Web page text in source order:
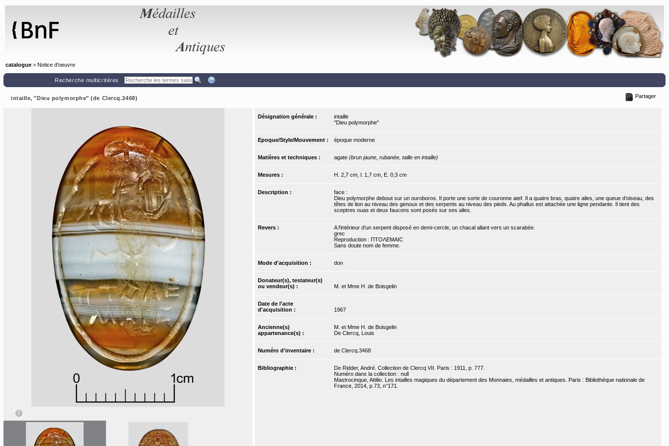
catalogue > Notice d'oeuvre
Recherche multicritères
intaille, "Dieu polymorphe" (de Clercq.3468) Partager
Désignation générale :
intaille
"Dieu polymorphe"
Epoque/Style/Mouvement : époque moderne
Matières et techniques : agate (brun jaune, rubanée, taille en intaille)
Mesures : H. 2,7 cm, l. 1,7 cm, E. 0,3 cm
Description :
face :
Dieu polymorphe debout sur un ouroboros. Il porte une sorte de couronne atef. Il a quatre bras, quatre ailes, une queue d’oiseau, des
têtes de lion au niveau des genoux et des serpents au niveau des pieds. Au phallus est attachée une ligne pendante. Il tient des
sceptres ouas et deux faucons sont posés sur ses ailes.
Revers :
A l'intérieur d'un serpent disposé en demi-cercle, un chacal allant vers un scarabée.
grec
Reproduction : ΠΤOΛΕΜΑΙC
Sans doute nom de femme.
Mode d'acquisition : don
Donateur(s), testateur(s)
ou vendeur(s) :
M. et Mme H. de Boisgelin
Date de l'acte
d'acquisition :
1967
Ancienne(s)
appartenance(s) :
M. et Mme H. de Boisgelin
De Clercq, Louis
Numéro d'inventaire : de Clercq.3468
Bibliographie :
De Ridder, André. Collection de Clercq VII. Paris : 1911, p. 777.
Numéro dans la collection : null
Mastrocinque, Attilio. Les intailles magiques du département des Monnaies, médailles et antiques. Paris : Bibliothèque nationale de
France, 2014, p.73, n°171.